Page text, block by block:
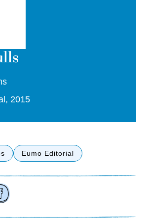
2015
Eumo Editorial